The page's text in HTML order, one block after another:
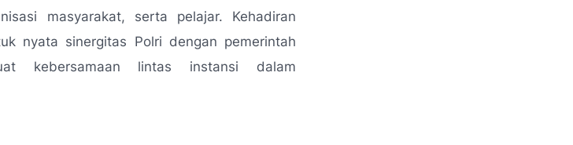
masyarakat, serta pelajar. Kehadiran
nyata sinergitas Polri dengan pemerintah
kebersamaan lintas instansi dalam